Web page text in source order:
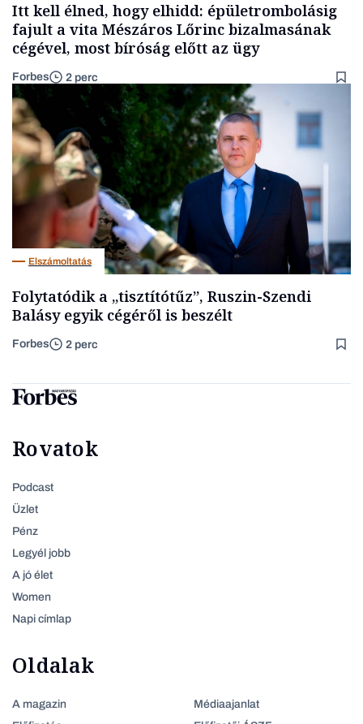
Itt kell élned, hogy elhidd: épületrombolásig
fajult a vita Mészáros Lőrinc bizalmasának
cégével, most bíróság előtt az ügy
Forbes 2 perc
Elszámoltatás
Folytatódik a „tisztítótűz”, Ruszin-Szendi
Balásy egyik cégéről is beszélt
Forbes 2 perc
Rovatok
Podcast
Üzlet
Pénz
Legyél jobb
A jó élet
Women
Napi címlap
Oldalak
A magazin
Médiaajanlat